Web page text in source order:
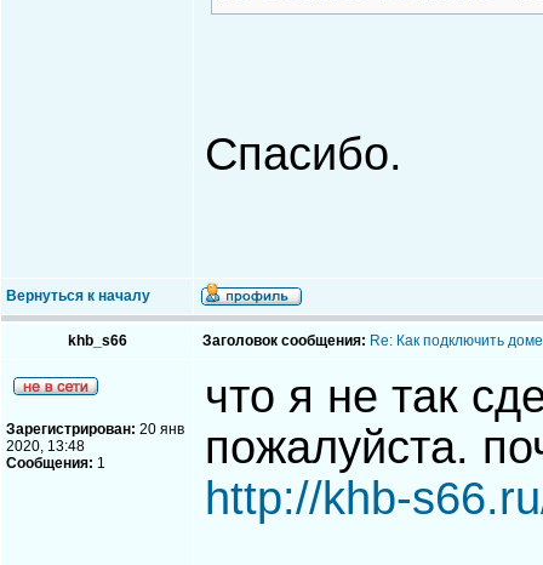
Спасибо.
Вернуться к началу
khb_s66 Заголовок сообщения: Re: Как подключить
Зарегистрирован: 20 янв
2020, 13:48
Сообщения: 1
что я не так
пожалуйста.
http://khb-